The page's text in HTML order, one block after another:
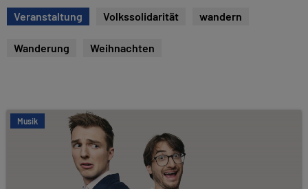
Veranstaltung Volkssolidarität wandern
Wanderung Weihnachten
Musik